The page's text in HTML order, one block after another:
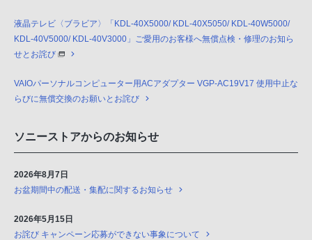
液晶テレビ〈ブラビア〉「KDL-40X5000/ KDL-40X5050/ KDL-40W5000/
KDL-40V5000/ KDL-40V3000」ご愛用のお客様へ無償点検・修理のお知ら
せとお詫び
VAIOパーソナルコンピューター用ACアダプター VGP-AC19V17 使用中止な
らびに無償交換のお願いとお詫び
ソニーストアからのお知らせ
2026年8月7日
お盆期間中の配送・集配に関するお知らせ
2026年5月15日
お詫び キャンペーン応募ができない事象について